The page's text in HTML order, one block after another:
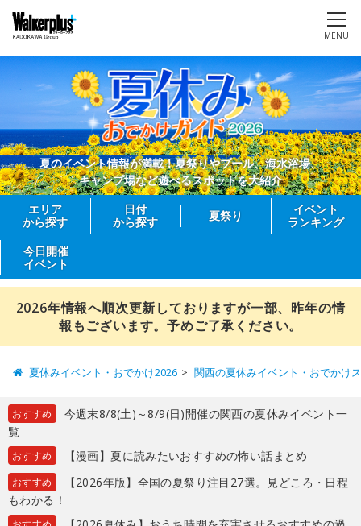
MENU
夏のイベント情報が満載！夏祭りやプール、海水浴場、
キャンプ場など遊べるスポットを大紹介
エリア
から探す
日付
から探す
夏祭り
イベント
ランキング
今日開催
イベント
2026年情報へ順次更新しておりますが一部、昨年の情
報もございます。予めご了承ください。
夏休みイベント・おでかけ2026 関西の夏休みイベント・おでかけ
おすすめ
今週末8/8(土)～8/9(日)開催の関西の夏休みイベント一
覧
おすすめ 【漫画】夏に読みたいおすすめの怖い話まとめ
おすすめ
【2026年版】全国の夏祭り注目27選。見どころ・日程
もわかる！